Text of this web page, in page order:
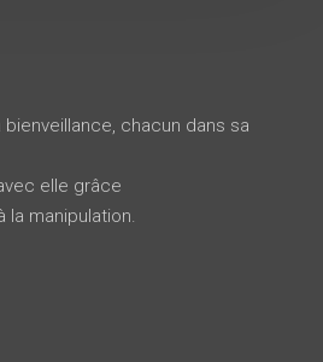
chacun dans sa
elle grâce
la manipulation.